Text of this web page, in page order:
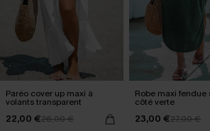
Paréo cover up maxi à
volants transparent
22,00 €26,00 €
Robe maxi fendue
côté verte
23,00 €27,00 €